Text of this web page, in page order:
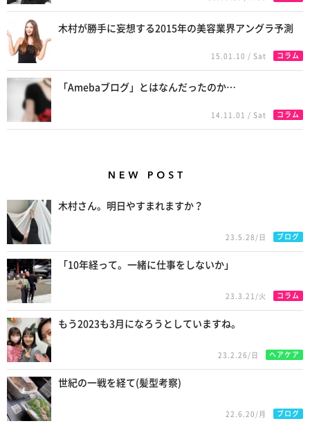
木村が勝手に妄想する2015年の美容業界アングラ予測
15.01.10 / Sat コラム
「Amebaブログ」とはなんだったのか…
14.11.01 / Sat コラム
木村さん。明日やすまれますか？
23.5.28/日 ブログ
「10年経って。一緒に仕事をしないか」
23.3.21/火 コラム
もう2023も3月になろうとしていますね。
23.2.26/日 ヘアケア
世紀の一戦を経て(髪型考察)
22.6.20/月 ブログ